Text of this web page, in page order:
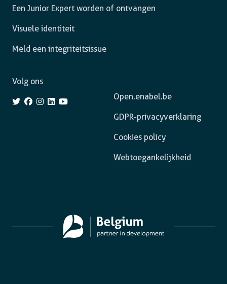
Een Junior Expert worden of ontvangen
Visuele identiteit
Meld een integriteitsissue
Open.enabel.be
GDPR-privacyverklaring
Cookies policy
Webtoegankelijkheid
Volg ons